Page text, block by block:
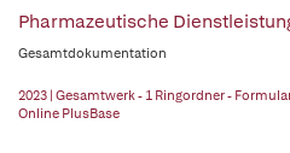
Pharmazeutische
Gesamtdokumentation
2023 | Gesamtwerk - 1 Ringordner -
Online PlusBase